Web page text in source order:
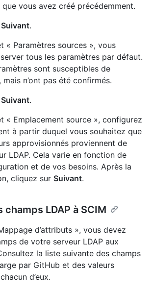
que vous avez créé précédemment.
Suivant.
« Paramètres sources », vous
tous les paramètres par défaut.
sont susceptibles de
n’ont pas été confirmés.
Suivant.
« Emplacement source », configurez
à partir duquel vous souhaitez que
approvisionnés proviennent de
LDAP. Cela varie en fonction de
et de vos besoins. Après la
cliquez sur Suivant.
LDAP à SCIM
d’attributs », vous devez
de votre serveur LDAP aux
la liste suivante des champs
par GitHub et des valeurs
d’eux.